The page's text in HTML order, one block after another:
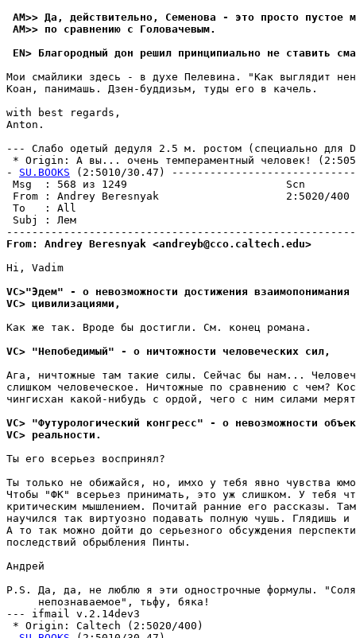
AM>> Да, действительно, Семенова - это просто пустое
AM>> по сравнению с Головачевым.
EN> Благородный дон решил принципиально не ставить
Мои смайлики здесь - в духе Пелевина. "Как выглядит
Коан, панимашь. Дзен-буддизьм, туды его в качель.
with best regards,
Anton.
--- Слабо одетый дедуля 2.5 м. ростом (специально для
* Origin: А вы... очень темпераментный человек!
- SU.BOOKS (2:5010/30.47)
Msg  : 568 из 1249
From : Andrey Beresnyak                    2:5020/400
To   : All
Subj :
From: Andrey Beresnyak <andreyb@cco.caltech.edu>
Hi, Vadim
VC>"Эдем" - о невозможности достижения взаимопонимания
VC> цивилизациями,
Как же так. Вроде бы достигли. См. конец романа.
VC> "Непобедимый" - о ничтожности человеческих сил,
Ага, ничтожные там такие силы. Сейчас бы нам...
слишком человеческое. Ничтожные по сравнению с чем?
чингисхан какой-нибудь с ордой, чего с ним силами
VC> "Футурологический конгресс" - о невозможности
VC> pеальности.
Ты его всерьез воспринял?
Ты только не обижайся, но, имхо у тебя явно чувства
Чтобы "ФК" всерьез принимать, это уж слишком. У тебя
критическим мышлением. Почитай ранние его рассказы.
научился так виртуозно подавать полную чушь. Глядишь и
А то так можно дойти до серьезного обсуждения
последствий обрыбления Пинты.
Андрей
P.S. Да, да, не люблю я эти однострочные формулы.
     непознаваемое", тьфу, бяка!
--- ifmail v.2.14dev3
* Origin: Caltech (2:5020/400)